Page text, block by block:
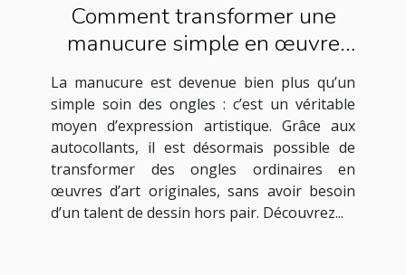
Comment transformer une
manucure simple en œuvre
d'art avec des autocollants ?
La manucure est devenue bien plus qu’un
simple soin des ongles : c’est un véritable
moyen d’expression artistique. Grâce aux
autocollants, il est désormais possible de
transformer des ongles ordinaires en
œuvres d’art originales, sans avoir besoin
d’un talent de dessin hors pair. Découvrez...